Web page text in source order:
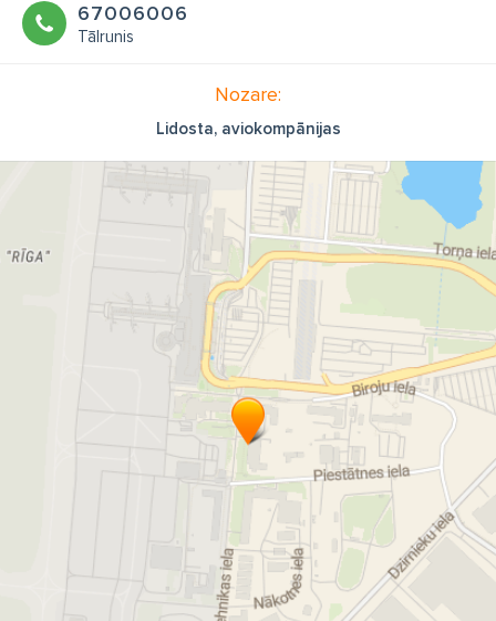
67006006
Tālrunis
Nozare:
Lidosta, aviokompānijas